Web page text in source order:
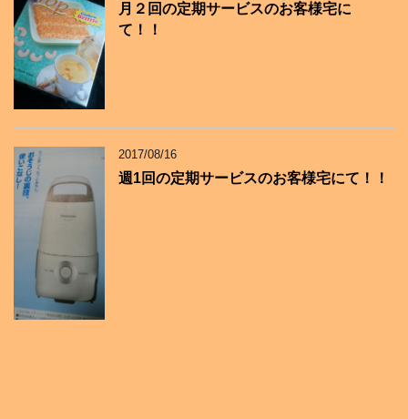
月２回の定期サービスのお客様宅に
て！！
2017/08/16
週1回の定期サービスのお客様宅にて！！